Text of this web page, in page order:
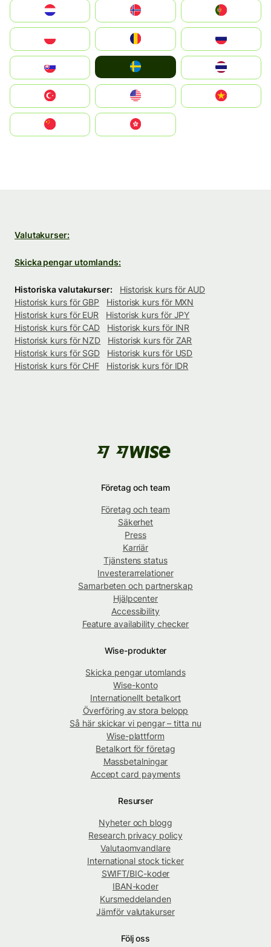
United States
中國香港特別行政區
Valutakurser:
Skicka pengar utomlands:
Historiska valutakurser:
Historisk kurs för AUD
Historisk kurs för GBP
Historisk kurs för MXN
Historisk kurs för EUR
Historisk kurs för JPY
Historisk kurs för CAD
Historisk kurs för INR
Historisk kurs för NZD
Historisk kurs för ZAR
Historisk kurs för SGD
Historisk kurs för USD
Historisk kurs för CHF
Historisk kurs för IDR
Företag och team
Företag och team
Säkerhet
Press
Karriär
Tjänstens status
Investerarrelationer
Samarbeten och partnerskap
Hjälpcenter
Accessibility
Feature availability checker
Wise-produkter
Skicka pengar utomlands
Wise-konto
Internationellt betalkort
Överföring av stora belopp
Så här skickar vi pengar – titta nu
Wise-plattform
Betalkort för företag
Massbetalningar
Accept card payments
Resurser
Nyheter och blogg
Research privacy policy
Valutaomvandlare
International stock ticker
SWIFT/BIC-koder
IBAN-koder
Kursmeddelanden
Jämför valutakurser
Följ oss